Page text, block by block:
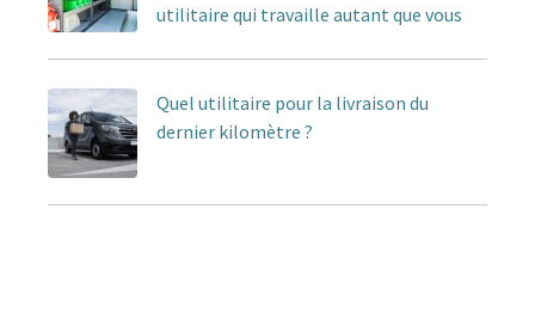
utilitaire qui travaille autant que vous
Quel utilitaire pour la livraison du
dernier kilomètre ?